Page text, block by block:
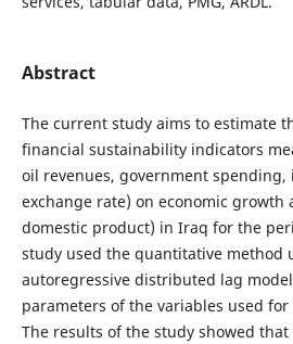
Abstract
The current study aims to estimate
financial sustainability indicators
oil revenues, government
exchange rate) on economic growth
domestic product) in Iraq for the
study used the quantitative method
autoregressive distributed lag
parameters of the variables used
The results of the study showed